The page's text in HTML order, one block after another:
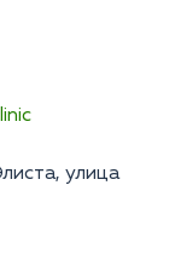
улица